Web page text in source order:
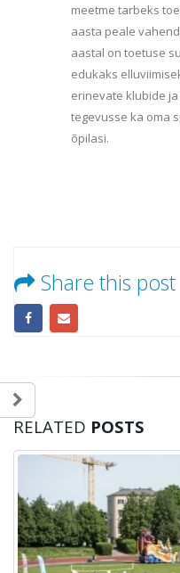
meetme tarbeks
aasta peale
aastal on toetuse
edukaks
erinevate klubide
tegevusse ka oma
õpilasi.
Share this post
RELATED POSTS